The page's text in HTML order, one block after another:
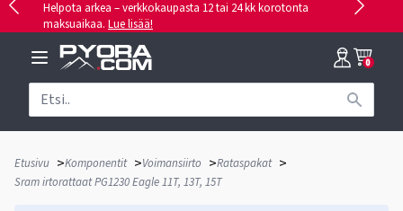
Helpota arkea – verkkokaupasta 12 tai 24 kk korotonta
maksuaikaa. Lue lisää!
0
Etusivu >Komponentit >Voimansiirto >Rataspakat >
Sram irtorattaat PG1230 Eagle 11T, 13T, 15T